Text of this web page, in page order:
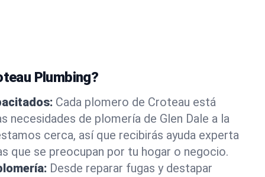
Plumbing?
Cada plomero de Croteau está
necesidades de plomería de Glen Dale a la
cerca, así que recibirás ayuda experta
que se preocupan por tu hogar o negocio.
Desde reparar fugas y destapar